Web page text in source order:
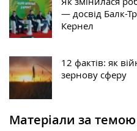
— досвід Балк-
Кернел
12 фактів: як
зернову сферу
Матеріали за темою